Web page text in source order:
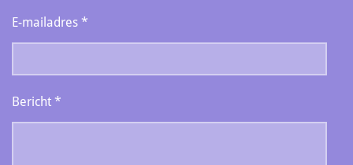
E-mailadres *
Bericht *